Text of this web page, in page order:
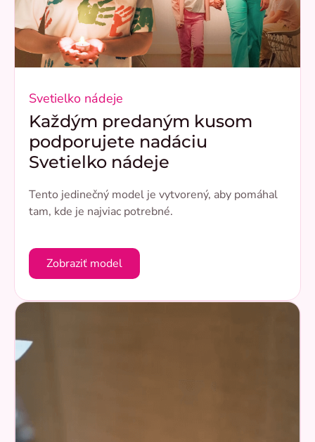
Svetielko nádeje
Každým predaným kusom
podporujete nadáciu
Svetielko nádeje
Tento jedinečný model je vytvorený, aby pomáhal
tam, kde je najviac potrebné.
Zobraziť model